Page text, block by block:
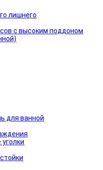
лишнего
с высоким поддоном
для ванной